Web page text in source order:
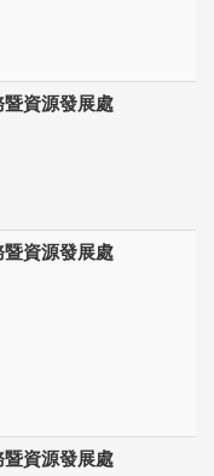
暨資源發展處
暨資源發展處
暨資源發展處